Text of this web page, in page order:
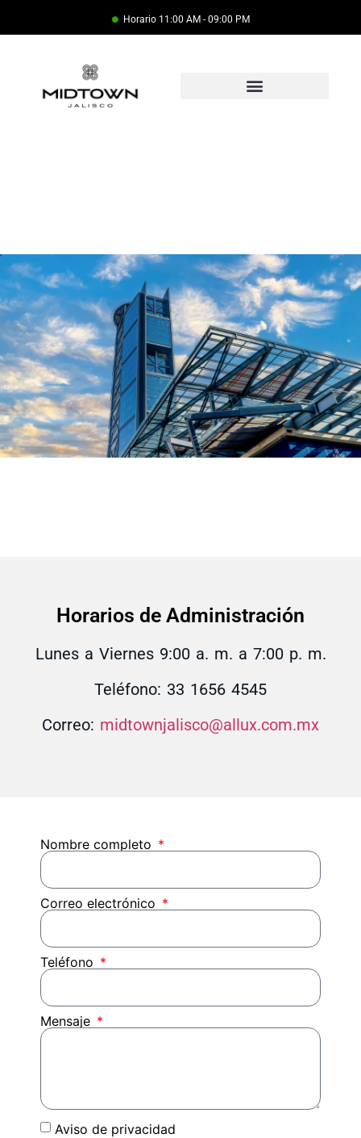
Horario 11:00 AM - 09:00 PM
Horarios de Administración
Lunes a Viernes 9:00 a. m. a 7:00 p. m.
Teléfono: 33 1656 4545
Correo: midtownjalisco@allux.com.mx
Nombre completo
Correo electrónico
Teléfono
Mensaje
Aviso de privacidad